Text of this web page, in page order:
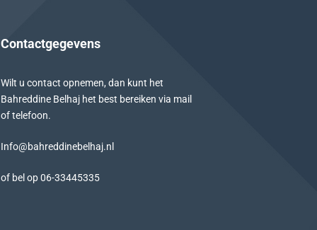
Contactgegevens
Wilt u contact opnemen, dan kunt het
Bahreddine Belhaj het best bereiken via mail
of telefoon.
Info@bahreddinebelhaj.nl
of bel op06-33445335